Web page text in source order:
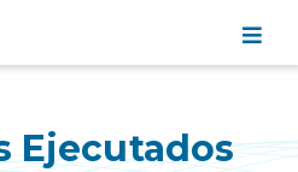
Ejecutados